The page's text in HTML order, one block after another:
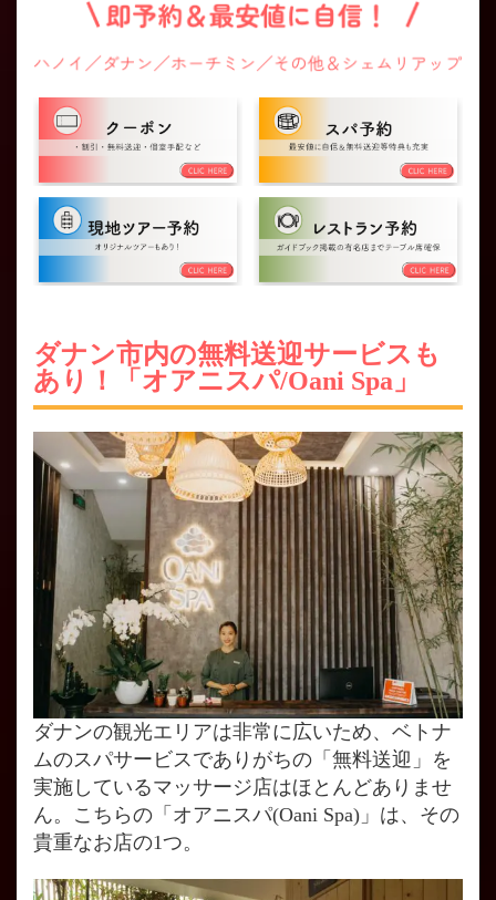
ダナン市内の無料送迎サービスも
あり！「オアニスパ/Oani Spa」
ダナンの観光エリアは非常に広いため、ベトナ
ムのスパサービスでありがちの「無料送迎」を
実施しているマッサージ店はほとんどありませ
ん。こちらの「オアニスパ(Oani Spa)」は、その
貴重なお店の1つ。